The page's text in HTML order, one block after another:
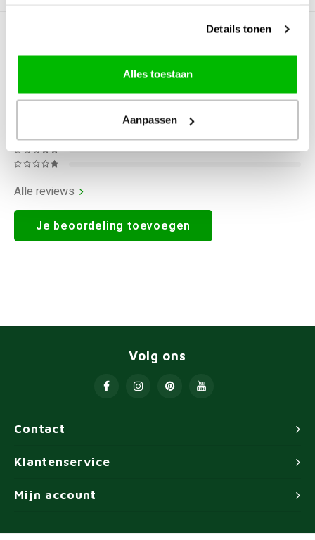
Details tonen
Alles toestaan
Aanpassen
BEOORDELINGEN
Alle reviews
Je beoordeling toevoegen
Contact
Volg ons
Klantenservice
Mijn account